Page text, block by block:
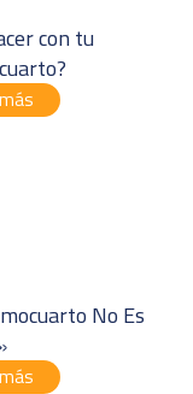
con tu
No Es